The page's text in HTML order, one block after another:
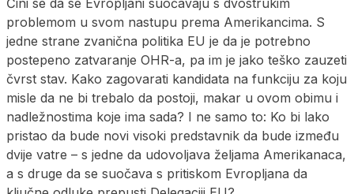
Čini se da se Evropljani suočavaju s dvostrukim
problemom u svom nastupu prema Amerikancima. S
jedne strane zvanična politika EU je da je potrebno
postepeno zatvaranje OHR-a, pa im je jako teško zauzeti
čvrst stav. Kako zagovarati kandidata na funkciju za koju
misle da ne bi trebalo da postoji, makar u ovom obimu i
nadležnostima koje ima sada? I ne samo to: Ko bi lako
pristao da bude novi visoki predstavnik da bude između
dvije vatre – s jedne da udovoljava željama Amerikanaca,
a s druge da se suočava s pritiskom Evropljana da